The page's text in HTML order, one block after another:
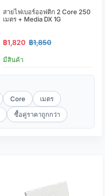
สายไฟเบอร์ออฟติก 2 Core 250
เมตร + Media DX 1G
฿1,820 ฿1,850
มีสินค้า
Core
เมตร
ซื้อคู่ราคาถูกกว่า